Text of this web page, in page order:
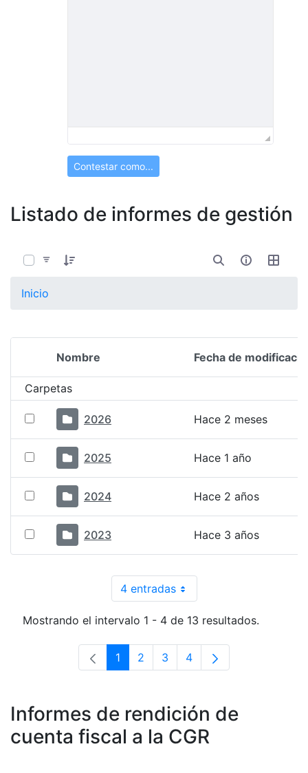
Contestar como...
Listado de informes de gestión
Inicio
Selección del elemento
Nombre Fecha de
Carpetas
2026 Hace 2 meses
2025 Hace 1 año
2024 Hace 2 años
2023 Hace 3 años
4 entradasPor página
Mostrando el intervalo 1 - 4 de 13 resultados.
Página
1 Página
2 Página
3 Página
4
Informes de rendición de
cuenta fiscal a la CGR